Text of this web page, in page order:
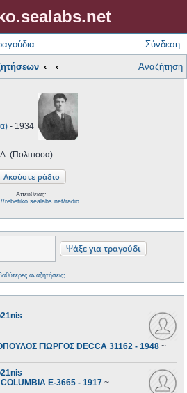
Σύνδεση
Αναζήτηση
- 1934
(Πολίτισσα)
Απευθείας:
rebetiko.sealabs.net/radio
αναζητήσεις;
ΓΙΩΡΓΟΣ DECCA 31162 - 1948 ~
E-3665 - 1917 ~